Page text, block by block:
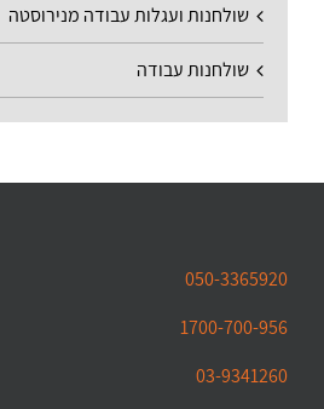
שולחנות ועגלות עבודה מנירוסטה
שולחנות עבודה
050-3365920
1700-700-956
03-9341260